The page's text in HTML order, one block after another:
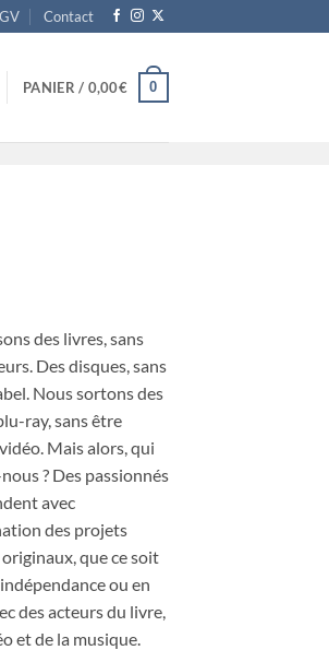
Contact
PANIER / 0,00€ 0
des livres, sans
Des disques, sans
Nous sortons des
ray, sans être
Mais alors, qui
? Des passionnés
avec
des projets
que ce soit
ou en
des acteurs du livre,
et de la musique.